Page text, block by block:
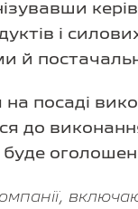
і
й
посаді
до